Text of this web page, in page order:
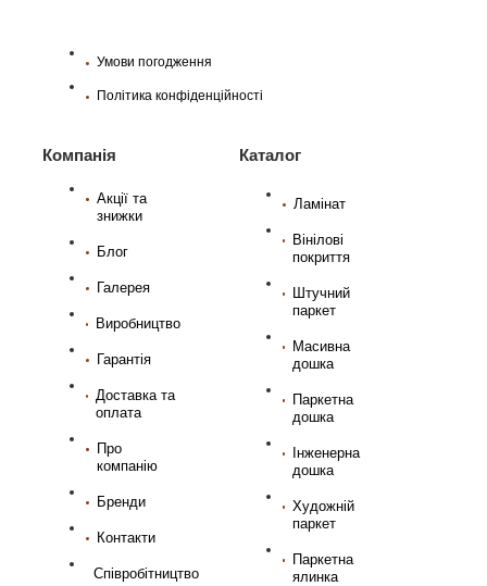
Умови погодження
Політика конфіденційності
Компанія
Акції та
знижки
Блог
Галерея
Виробництво
Гарантія
Доставка та
оплата
Про
компанію
Бренди
Контакти
Співробітництво
Каталог
Ламінат
Вінілові
покриття
Штучний
паркет
Масивна
дошка
Паркетна
дошка
Інженерна
дошка
Художній
паркет
Паркетна
ялинка